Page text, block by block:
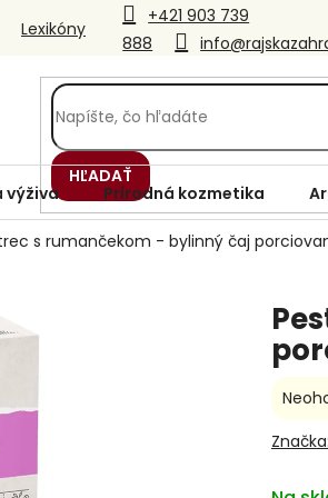
+421 903 739
888
Lexikóny
HĽADAŤ
výživa Prírodná kozmetika
s rumančekom - bylinný čaj
Značka: